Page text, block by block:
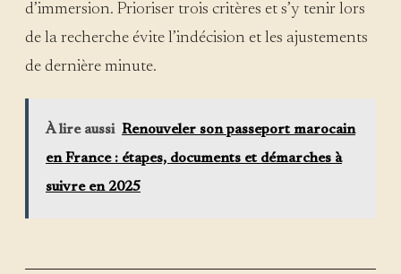
d’immersion. Prioriser trois critères et s’y tenir lors
de la recherche évite l’indécision et les ajustements
de dernière minute.
À lire aussi Renouveler son passeport marocain
en France : étapes, documents et démarches à
suivre en 2025